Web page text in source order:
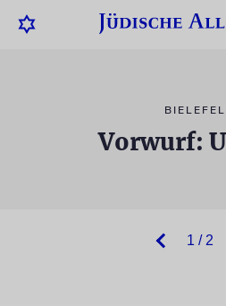
Vorwurf:
1 / 2